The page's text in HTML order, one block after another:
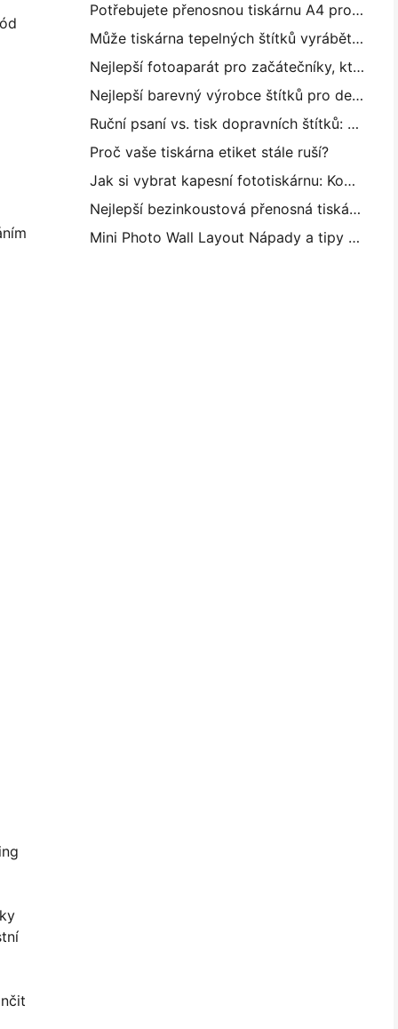
Potřebujete přenosnou tiskárnu A4 pro skladové faktury? Co vlastně funguje
Může tiskárna tepelných štítků vyrábět vodotěsné štítky pro malé podniky?
Nejlepší fotoaparát pro začátečníky, kteří nechtějí plýtvat papírem
Nejlepší barevný výrobce štítků pro deníkování a scrapbooking: Přidat více barev na každou stránku
Ruční psaní vs. tisk dopravních štítků: Tipy pro malé podniky v roce 2026
Proč vaše tiskárna etiket stále ruší?
Jak si vybrat kapesní fototiskárnu: Kompletní příručka pro uživatele deníků, cestování a iPhone
Nejlepší bezinkoustová přenosná tiskárna pro cestování, školu a mobilní práci: Hanin MT620 Pro Review
Mini Photo Wall Layout Nápady a tipy pro dekoraci ložnice a koleje